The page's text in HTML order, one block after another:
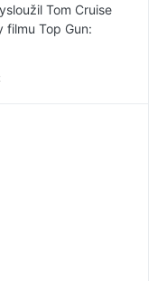
Tom Cruise
Top Gun: